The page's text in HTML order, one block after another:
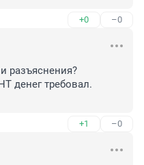
+0 –0
разъяснения?
денег требовал.
+1 –0